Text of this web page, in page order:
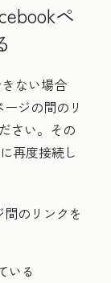
ペ
ない場合
ジの間のリ
さい。その
再度接続し
のリンクを
いる